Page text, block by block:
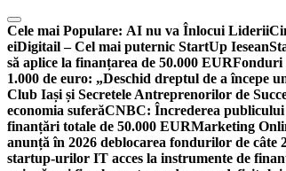
Skip
to
content
Cele mai Populare: AI nu va Înlocui Liderii
eiDigitail – Cel mai puternic StartUp Iesean
să aplice la finanțarea de 50.000 EURFonduri
1.000 de euro: „Deschid dreptul de a începe
Club Iași și Secretele Antreprenorilor de
economia suferăCNBC: Încrederea publicului
finanțări totale de 50.000 EURMarketing
anunță în 2026 deblocarea fondurilor de
startup-urilor IT acces la instrumente de